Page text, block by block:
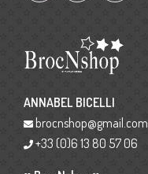
ANNABEL BICELLI
brocnshop@gmail.com
+33 (0)6 13 80 57 06